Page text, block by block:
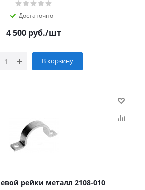
Достаточно
4 500 руб./шт
В корзину
рейки металл 2108-010